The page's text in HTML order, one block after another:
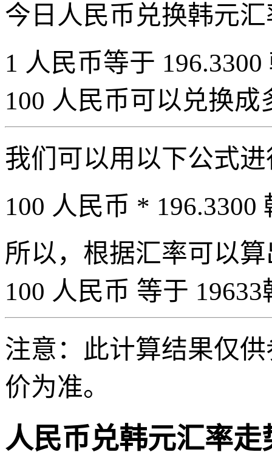
今日人民币兑换韩元
1 人民币等于
100 人民币可以兑换成
我们可以用以下公式
100 人民币 * 196.3300
所以，根据汇率可以
100 人民币 等于
注意：此计算结果仅
价为准。
人民币兑韩元汇率走